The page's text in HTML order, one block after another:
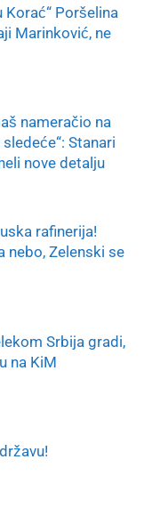
Korać“ Poršelina
Marinković, ne
nameračio na
Stanari
nove detalju
rafinerija!
nebo, Zelenski se
Srbija gradi,
na KiM